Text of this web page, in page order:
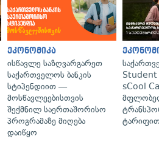
ეკონომიკა
ისწავლე საზღვარგარეთ
საქართველოს ბანკის
სტიპენდიით —
მოსწავლეებისთვის
შექმნილ საერთაშორისო
პროგრამაზე მიღება
დაიწყო
Student
sCool